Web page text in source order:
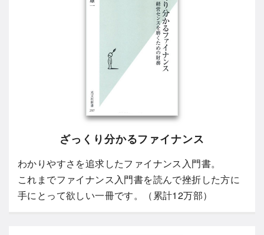
ざっくり分かるファイナンス
わかりやすさを追求したファイナンス入門書。
これまでファイナンス入門書を読んで挫折した方に
手にとって欲しい一冊です。（累計12万部）